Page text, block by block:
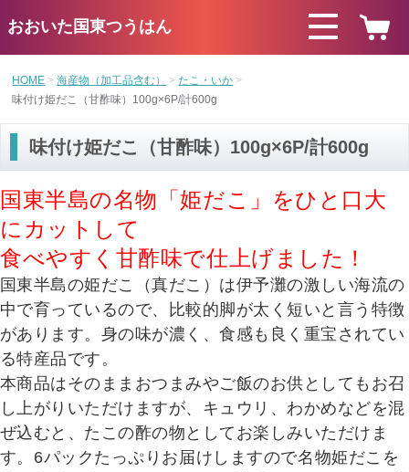
おおいた国東つうはん
HOME 海産物（加工品含む）
たこ・いか
味付け姫だこ（甘酢味）100g×6P/計600g
味付け姫だこ（甘酢味）100g×6P/計600g
国東半島の名物「姫だこ」をひと口大
にカットして
食べやすく 甘酢味で仕上げました！
国東半島の姫だこ（真だこ）は伊予灘の激しい海流の
中で育っているので、比較的脚が太く短いと言う特徴
があります。身の味が濃く、食感も良く重宝されてい
る特産品です。
本商品はそのままおつまみやご飯のお供としてもお召
し上がりいただけますが、キュウリ、わかめなどを混
ぜ込むと、たこの酢の物としてお楽しみいただけま
す。 6パックたっぷりお届けしますので名物姫だこを